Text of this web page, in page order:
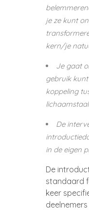
je ze kunt
kern/je
Je gaat
gebruik
koppeling
lichaamstaal.
De
in de eigen
De
standaard
keer
deelnemers